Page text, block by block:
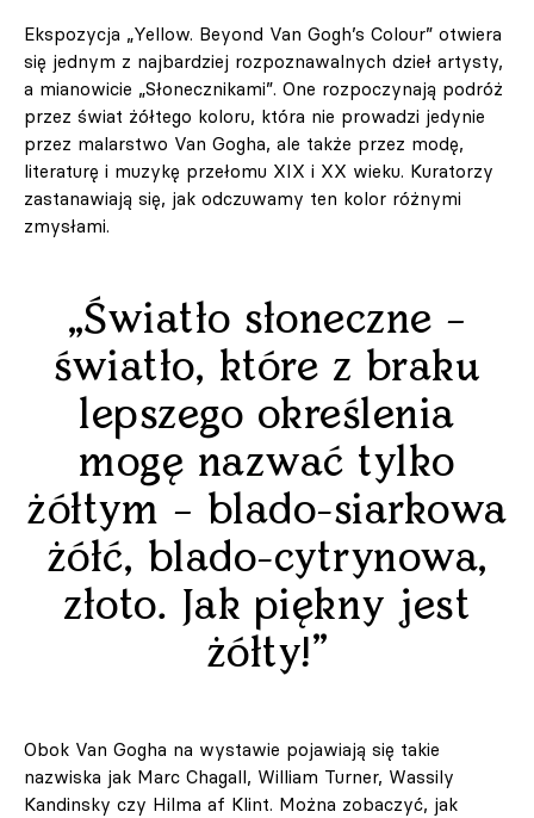
Ekspozycja „Yellow. Beyond Van Gogh’s Colour” otwiera
się jednym z najbardziej rozpoznawalnych dzieł artysty,
a mianowicie „Słonecznikami”. One rozpoczynają podróż
przez świat żółtego koloru, która nie prowadzi jedynie
przez malarstwo Van Gogha, ale także przez modę,
literaturę i muzykę przełomu XIX i XX wieku. Kuratorzy
zastanawiają się, jak odczuwamy ten kolor różnymi
zmysłami.
„Światło słoneczne –
światło, które z braku
lepszego określenia
mogę nazwać tylko
żółtym – blado-siarkowa
żółć, blado-cytrynowa,
złoto. Jak piękny jest
żółty!”
Obok Van Gogha na wystawie pojawiają się takie
nazwiska jak Marc Chagall, William Turner, Wassily
Kandinsky czy Hilma af Klint. Można zobaczyć, jak